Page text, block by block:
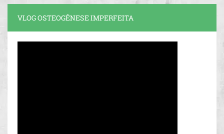
VLOG OSTEOGÊNESE IMPERFEITA